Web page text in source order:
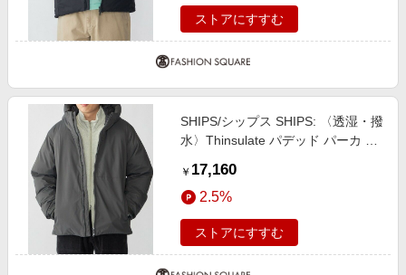
ストアにすすむ
SHIPS/シップス SHIPS: 〈透湿・撥
水〉Thinsulate パデッド パーカ チ
￥ 17,160
2.5%
ストアにすすむ